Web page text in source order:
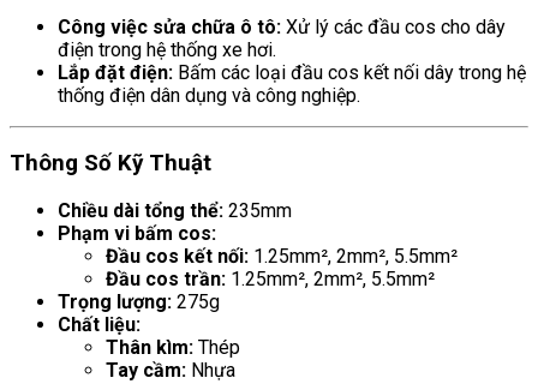
Công việc sửa chữa ô tô: Xử lý các đầu cos cho dây
điện trong hệ thống xe hơi.
Lắp đặt điện: Bấm các loại đầu cos kết nối dây trong hệ
thống điện dân dụng và công nghiệp.
Thông Số Kỹ Thuật
Chiều dài tổng thể: 235mm
Phạm vi bấm cos:
Đầu cos kết nối: 1.25mm², 2mm², 5.5mm²
Đầu cos trần: 1.25mm², 2mm², 5.5mm²
Trọng lượng: 275g
Chất liệu:
Thân kìm: Thép
Tay cầm: Nhựa